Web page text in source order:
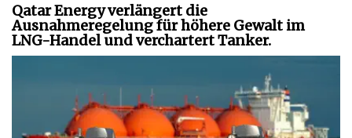
Qatar Energy verlängert die
Ausnahmeregelung für höhere Gewalt im
LNG-Handel und verchartert Tanker.